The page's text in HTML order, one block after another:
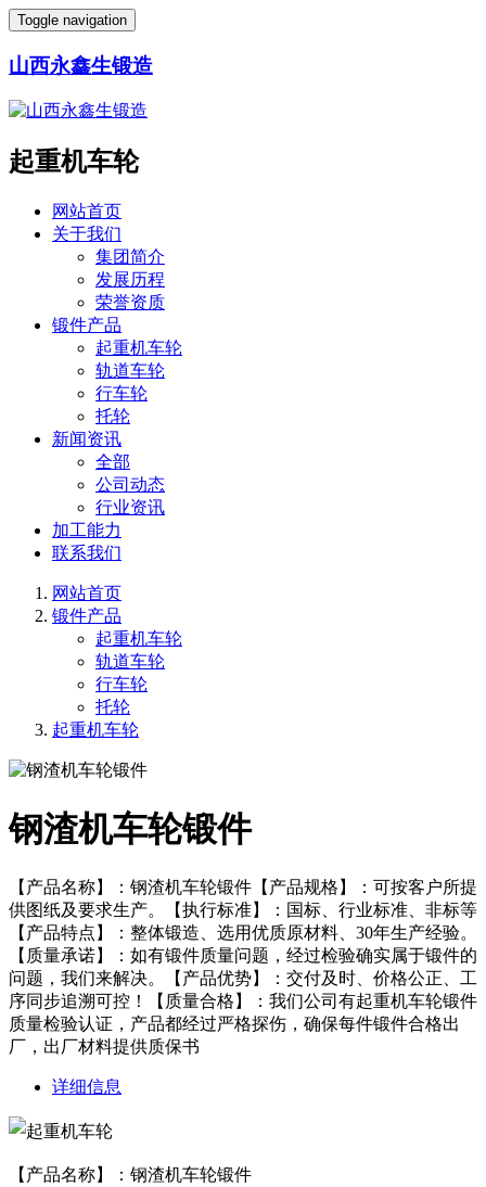
Toggle navigation
山西永鑫生锻造
起重机车轮
网站首页
关于我们
集团简介
发展历程
荣誉资质
锻件产品
起重机车轮
轨道车轮
行车轮
托轮
新闻资讯
全部
公司动态
行业资讯
加工能力
联系我们
网站首页
锻件产品
起重机车轮
轨道车轮
行车轮
托轮
起重机车轮
钢渣机车轮锻件
【产品名称】：钢渣机车轮锻件【产品规格】：可按客户所提
供图纸及要求生产。【执行标准】：国标、行业标准、非标等
【产品特点】：整体锻造、选用优质原材料、30年生产经验。
【质量承诺】：如有锻件质量问题，经过检验确实属于锻件的
问题，我们来解决。【产品优势】：交付及时、价格公正、工
序同步追溯可控！【质量合格】：我们公司有起重机车轮锻件
质量检验认证，产品都经过严格探伤，确保每件锻件合格出
厂，出厂材料提供质保书
详细信息
【产品名称】：钢渣机车轮锻件